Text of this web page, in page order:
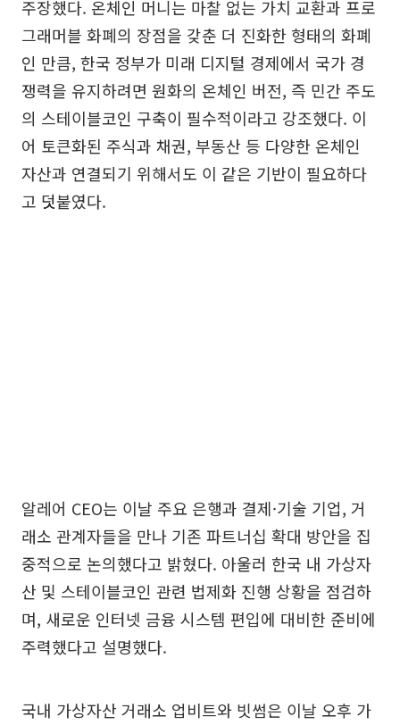
주장했다. 온체인 머니는 마찰 없는 가치 교환과 프로
그래머블 화폐의 장점을 갖춘 더 진화한 형태의 화폐
인 만큼, 한국 정부가 미래 디지털 경제에서 국가 경
쟁력을 유지하려면 원화의 온체인 버전, 즉 민간 주도
의 스테이블코인 구축이 필수적이라고 강조했다. 이
어 토큰화된 주식과 채권, 부동산 등 다양한 온체인
자산과 연결되기 위해서도 이 같은 기반이 필요하다
고 덧붙였다.
알레어 CEO는 이날 주요 은행과 결제·기술 기업, 거
래소 관계자들을 만나 기존 파트너십 확대 방안을 집
중적으로 논의했다고 밝혔다. 아울러 한국 내 가상자
산 및 스테이블코인 관련 법제화 진행 상황을 점검하
며, 새로운 인터넷 금융 시스템 편입에 대비한 준비에
주력했다고 설명했다.
국내 가상자산 거래소 업비트와 빗썸은 이날 오후 가